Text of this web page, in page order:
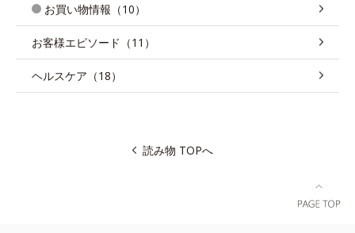
お買い物情報（10）
お客様エピソード（11）
ヘルスケア（18）
読み物 TOPへ